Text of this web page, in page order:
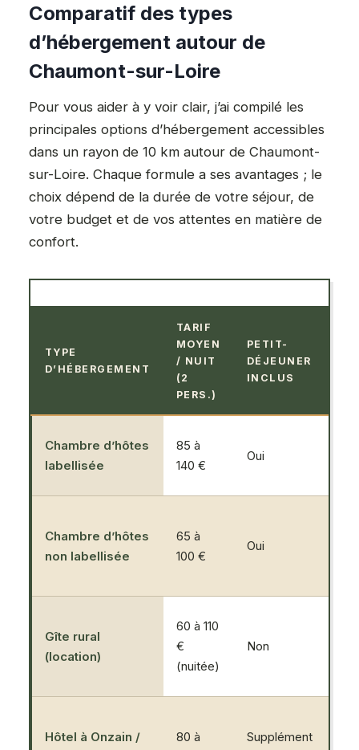
Comparatif des types
d’hébergement autour de
Chaumont-sur-Loire
Pour vous aider à y voir clair, j’ai compilé les
principales options d’hébergement accessibles
dans un rayon de 10 km autour de Chaumont-
sur-Loire. Chaque formule a ses avantages ; le
choix dépend de la durée de votre séjour, de
votre budget et de vos attentes en matière de
confort.
TYPE
D’HÉBERGEMENT
TARIF
MOYEN
/ NUIT
(2
PERS.)
PETIT-
DÉJEUNER
INCLUS
Chambre d’hôtes
labellisée
85 à
140 €
Oui
Chambre d’hôtes
non labellisée
65 à
100 €
Oui
Gîte rural
(location)
60 à 110
€
(nuitée)
Non
Hôtel à Onzain /
80 à
Supplément